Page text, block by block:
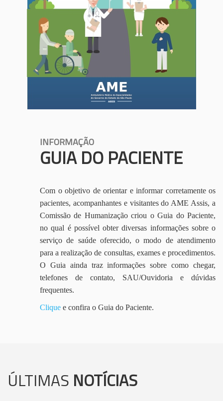
INFORMAÇÃO
GUIA DO PACIENTE
Com o objetivo de orientar e informar corretamente os
pacientes, acompanhantes e visitantes do AME Assis, a
Comissão de Humanização criou o Guia do Paciente,
no qual é possível obter diversas informações sobre o
serviço de saúde oferecido, o modo de atendimento
para a realização de consultas, exames e procedimentos.
O Guia ainda traz informações sobre como chegar,
telefones de contato, SAU/Ouvidoria e dúvidas
frequentes.
Clique e confira o Guia do Paciente.
ÚLTIMAS NOTÍCIAS